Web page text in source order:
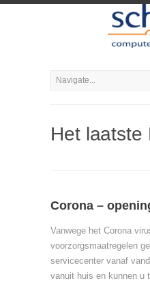
Het laatste
Corona –
Vanwege het Corona
voorzorgsmaatregelen
servicecenter vanaf
vanuit huis en kunnen u